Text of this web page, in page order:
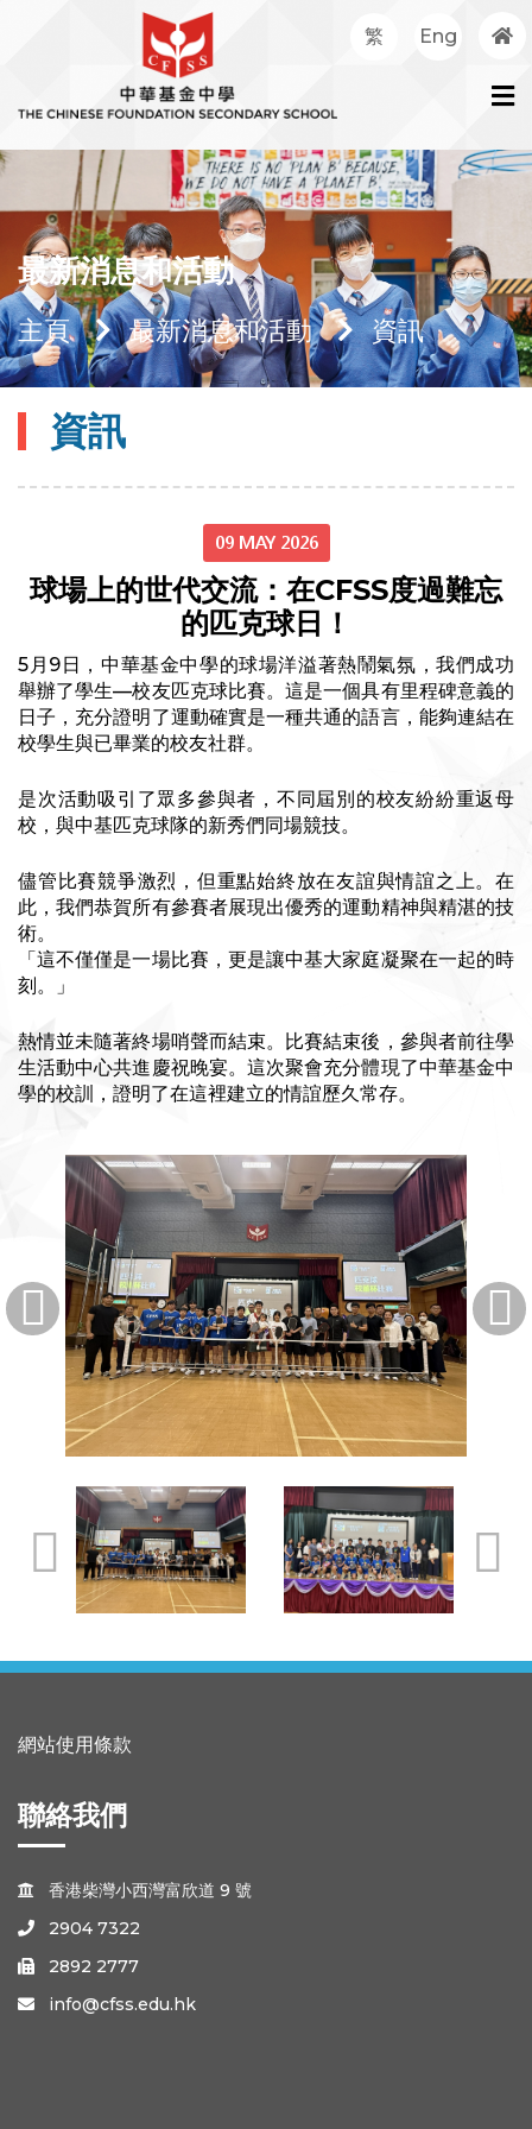
繁 Eng
最新消息和活動
主頁 最新消息和活動 資訊
資訊
09 MAY 2026
球場上的世代交流：在CFSS度過難忘
的匹克球日！
5月9日，中華基金中學的球場洋溢著熱鬧氣氛，我們成功
舉辦了學生—校友匹克球比賽。這是一個具有里程碑意義的
日子，充分證明了運動確實是一種共通的語言，能夠連結在
校學生與已畢業的校友社群。
是次活動吸引了眾多參與者，不同屆別的校友紛紛重返母
校，與中基匹克球隊的新秀們同場競技。
儘管比賽競爭激烈，但重點始終放在友誼與情誼之上。在
此，我們恭賀所有參賽者展現出優秀的運動精神與精湛的技
術。
「這不僅僅是一場比賽，更是讓中基大家庭凝聚在一起的時
刻。」
熱情並未隨著終場哨聲而結束。比賽結束後，參與者前往學
生活動中心共進慶祝晚宴。這次聚會充分體現了中華基金中
學的校訓，證明了在這裡建立的情誼歷久常存。
網站使用條款
聯絡我們
 香港柴灣小西灣富欣道 9 號
 2904 7322
 2892 2777
 info@cfss.edu.hk